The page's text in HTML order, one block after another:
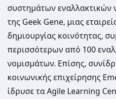
συστημάτων εναλλακτικών
της Geek Gene, μιας
δημιουργίας κοινότητας,
περισσότερων από 100
νομισμάτων. Επίσης,
κοινωνικής επιχείρησης
ίδρυσε τα Agile Learning